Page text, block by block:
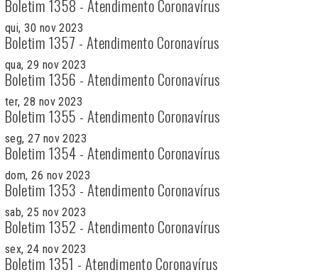
Boletim 1358 - Atendimento Coronavírus
qui, 30 nov 2023
Boletim 1357 - Atendimento Coronavírus
qua, 29 nov 2023
Boletim 1356 - Atendimento Coronavírus
ter, 28 nov 2023
Boletim 1355 - Atendimento Coronavírus
seg, 27 nov 2023
Boletim 1354 - Atendimento Coronavírus
dom, 26 nov 2023
Boletim 1353 - Atendimento Coronavírus
sab, 25 nov 2023
Boletim 1352 - Atendimento Coronavírus
sex, 24 nov 2023
Boletim 1351 - Atendimento Coronavírus